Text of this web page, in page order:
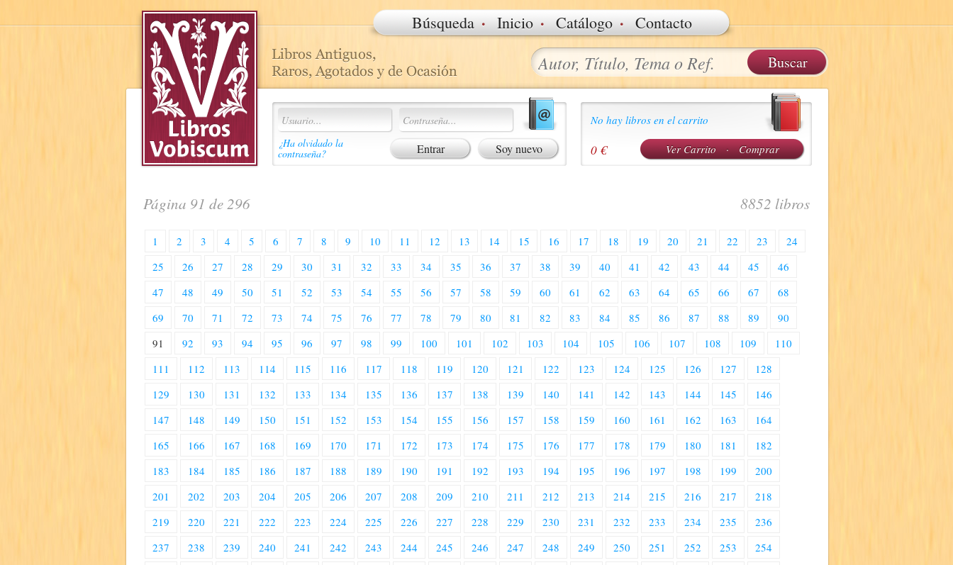
Búsqueda · Inicio · Catálogo · Contacto
¿Ha olvidado la
contraseña? Soy nuevo
No hay libros en el carrito
Ver Carrito · Comprar
0 €
Página 91 de 296 8852 libros
1 2 3 4 5 6 7 8 9 10 11 12 13 14 15 16 17 18 19 20 21 22 23
24
25
26 27 28 29 30 31 32 33 34 35 36 37 38 39 40 41 42 43 44 45
46
47
48 49 50 51 52 53 54 55 56 57 58 59 60 61 62 63 64 65 66 67
68
69
70 71 72 73 74 75 76 77 78 79 80 81 82 83 84 85 86 87 88 89
90
91
92 93 94 95 96 97 98 99 100 101 102 103 104 105 106 107 108 109
110
111
112 113 114 115 116 117 118 119 120 121 122 123 124 125 126 127
128
129
130 131 132 133 134 135 136 137 138 139 140 141 142 143 144 145
146
147
148 149 150 151 152 153 154 155 156 157 158 159 160 161 162 163
164
165
166 167 168 169 170 171 172 173 174 175 176 177 178 179 180 181
182
183
184 185 186 187 188 189 190 191 192 193 194 195 196 197 198 199
200
201
202 203 204 205 206 207 208 209 210 211 212 213 214 215 216 217
218
219
220 221 222 223 224 225 226 227 228 229 230 231 232 233 234 235
236
237
238 239 240 241 242 243 244 245 246 247 248 249 250 251 252 253
254